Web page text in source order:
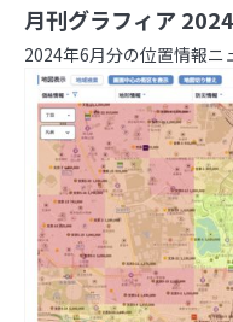
月刊グラフィア
2024年6月分の位置情報ニ